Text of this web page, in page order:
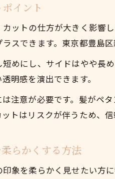
小顔見
前
シ
小
前
シ
イント
ットの仕方が大きく影響
スできます。東京都豊島
めにし、サイドはやや長
明感を演出できます。
注意が必要です。髪がペ
トはリスクが伴うため、
らかくする方法
象を柔らかく見せたい方